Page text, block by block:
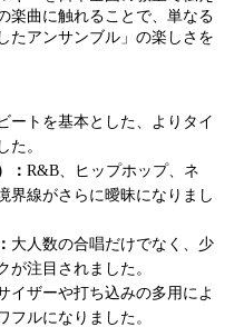
楽曲に触れることで、単なる
たアンサンブル」の楽しさを
ートを基本とした、よりタイ
た。
： R&B、ヒップホップ、ネ
界線がさらに曖昧になりまし
大人数の合唱だけでなく、少
が注目されました。
イザーや打ち込みの多用によ
フルになりました。